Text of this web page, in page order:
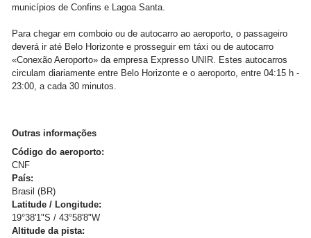
municípios de Confins e Lagoa Santa.
Para chegar em comboio ou de autocarro ao aeroporto, o passageiro
deverá ir até Belo Horizonte e prosseguir em táxi ou de autocarro
«Conexão Aeroporto» da empresa Expresso UNIR. Estes autocarros
circulam diariamente entre Belo Horizonte e o aeroporto, entre 04:15 h -
23:00, a cada 30 minutos.
Outras informações
Código do aeroporto:
CNF
País:
Brasil (BR)
Latitude / Longitude:
19°38'1"S / 43°58'8"W
Altitude da pista: